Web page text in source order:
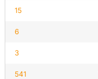
15
6
3
541